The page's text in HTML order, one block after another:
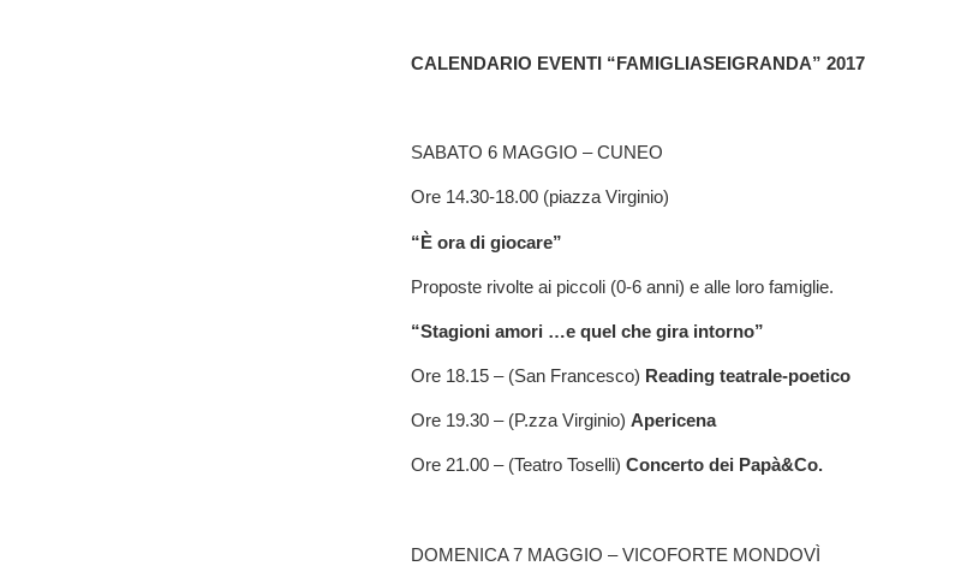
CALENDARIO EVENTI “FAMIGLIASEIGRANDA” 2017
SABATO 6 MAGGIO – CUNEO
Ore 14.30-18.00 (piazza Virginio)
“È ora di giocare”
Proposte rivolte ai piccoli (0-6 anni) e alle loro famiglie.
“Stagioni amori …e quel che gira intorno”
Ore 18.15 – (San Francesco) Reading teatrale-poetico
Ore 19.30 – (P.zza Virginio) Apericena
Ore 21.00 – (Teatro Toselli) Concerto dei Papà&Co.
DOMENICA 7 MAGGIO – VICOFORTE MONDOVÌ